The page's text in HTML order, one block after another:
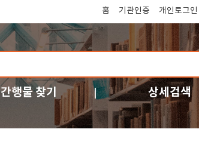
홈 기관인증 개인로그인
간행물 찾기 상세검색